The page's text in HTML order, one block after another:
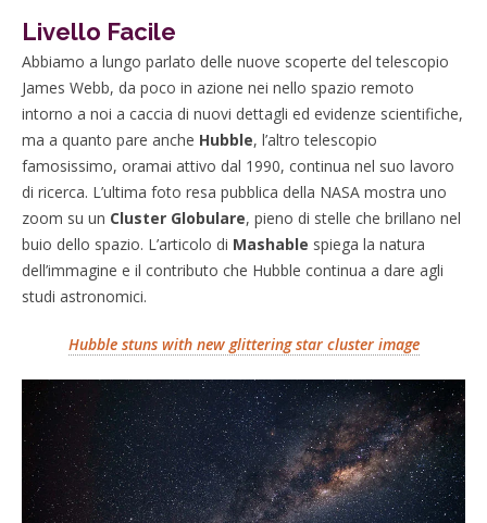
Livello Facile
Abbiamo a lungo parlato delle nuove scoperte del telescopio
James Webb, da poco in azione nei nello spazio remoto
intorno a noi a caccia di nuovi dettagli ed evidenze scientifiche,
ma a quanto pare anche Hubble, l’altro telescopio
famosissimo, oramai attivo dal 1990, continua nel suo lavoro
di ricerca. L’ultima foto resa pubblica della NASA mostra uno
zoom su un Cluster Globulare, pieno di stelle che brillano nel
buio dello spazio. L’articolo di Mashable spiega la natura
dell’immagine e il contributo che Hubble continua a dare agli
studi astronomici.
Hubble stuns with new glittering star cluster image